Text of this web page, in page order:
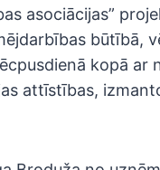
asociācijas”
būtībā,
kopā ar
attīstības,